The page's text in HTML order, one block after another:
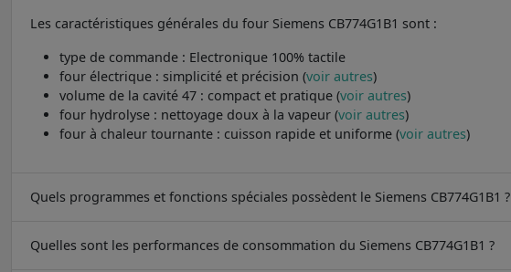
Les caractéristiques générales du four Siemens CB774G1B1 sont :
type de commande : Electronique 100% tactile
four électrique : simplicité et précision (voir autres)
volume de la cavité 47 : compact et pratique (voir autres)
four hydrolyse : nettoyage doux à la vapeur (voir autres)
four à chaleur tournante : cuisson rapide et uniforme (voir autres)
Quels programmes et fonctions spéciales possèdent le Siemens CB774G1B1 ?
Quelles sont les performances de consommation du Siemens CB774G1B1 ?